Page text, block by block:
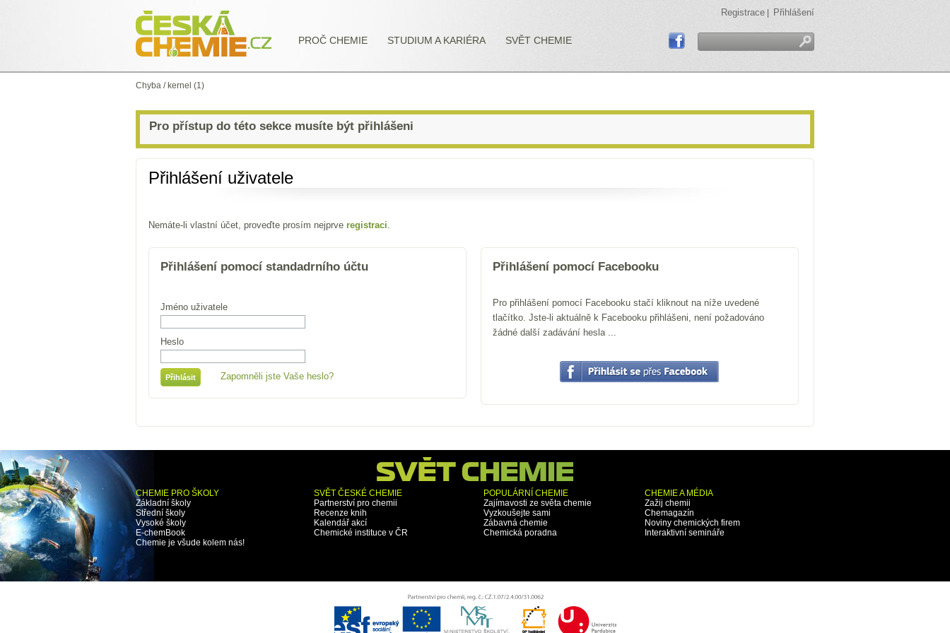
Registrace Přihlášení
PROČ CHEMIE STUDIUM A KARIÉRA SVĚT CHEMIE
Chyba / kernel (1)
Pro přístup do této sekce musíte být přihlášeni
Přihlášení uživatele
Nemáte-li vlastní účet, proveďte prosím nejprve registraci
Přihlášení pomocí standadrního účtu
Jméno uživatele
Heslo
Zapomněli jste Vaše heslo?
Přihlášení pomocí Facebooku
Pro přihlášení pomocí Facebooku stačí kliknout na níže uvedené
tlačítko. Jste-li aktuálně k Facebooku přihlášeni, není požadováno
žádné další zadávání hesla ...
CHEMIE PRO ŠKOLY
Základní školy
Střední školy
Vysoké školy
E-chemBook
Chemie je všude kolem nás!
SVĚT ČESKÉ CHEMIE
Partnerství pro chemii
Recenze knih
Kalendář akcí
Chemické instituce v ČR
POPULÁRNÍ CHEMIE
Zajímavosti ze světa chemie
Vyzkoušejte sami
Zábavná chemie
Chemická poradna
CHEMIE A MÉDIA
Zažij chemii
Chemagazín
Noviny chemických firem
Interaktivní semináře